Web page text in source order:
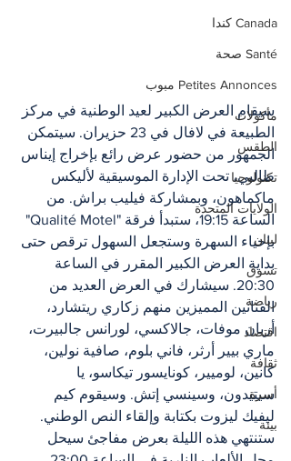
Canada كندا
Santé صحة
Petites Annonces مبوب
مأكولات
الطقس
تكنولوجيا
الولايات المتحدة
لبنان
تسوق
رياضة
اقتصاد
ثقافة
أسرة
بيئة
سيقام العرض الكبير لعيد الوطنية في مركز
الطبيعة في لافال في 23 حزيران. سيتمكن
الجمهور من حضور عرض رائع بإخراج إيناس
طالبي، تحت الإدارة الموسيقية لأليكس
ماكماهون، وبمشاركة فيليب براش. من
الساعة 19:15، ستبدأ فرقة "Qualité Motel"
بإحياء السهرة وستجعل السهول ترقص حتى
بداية العرض الكبير المقرر في الساعة
20:30. سيشارك في العرض العديد من
الفنانين المميزين منهم زكاري ريتشارد،
أريان موفات، جالاكسي، لورانس جالبيرت،
ماري بيير أرثر، فاني بلوم، صافية نولين،
كانين، لوميير، كونايسور تيكاسو، يا
سيتيدون، وسينسي إتش. وسيقوم كيم
ليفيك ليزوت بكتابة وإلقاء النص الوطني.
ستنتهي هذه الليلة بعرض مفاجئ سيحل